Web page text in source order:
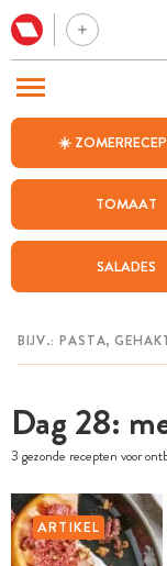
☀️
TOMAAT
SALADES
Dag 28:
3 gezonde recepten voor
ARTIKEL
BEZOEK ONZE ANDERE
WEEKMENU
CHAT MET MAIA
MIJN BEWAARDE